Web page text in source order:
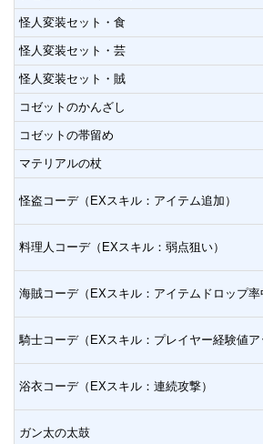
怪人変装セット・食
怪人変装セット・芸
怪人変装セット・賊
コゼットのかんざし
コゼットの帯留め
マテリアルの杖
怪盗コーデ（EXスキル：アイテム追加）
料理人コーデ（EXスキル：弱点狙い）
海賊コーデ（EXスキル：アイテムドロップ率
騎士コーデ（EXスキル：プレイヤー経験値ア
浴衣コーデ（EXスキル：連続攻撃）
ガン太の太鼓